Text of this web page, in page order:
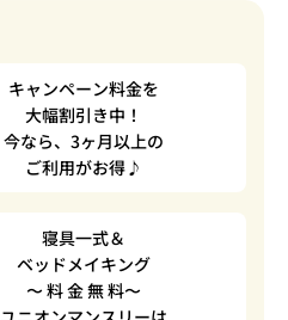
キャンペーン料金を
大幅割引き中！
今なら、3ヶ月以上の
ご利用がお得♪
寝具一式＆
ベッドメイキング
〜 料 金 無 料〜